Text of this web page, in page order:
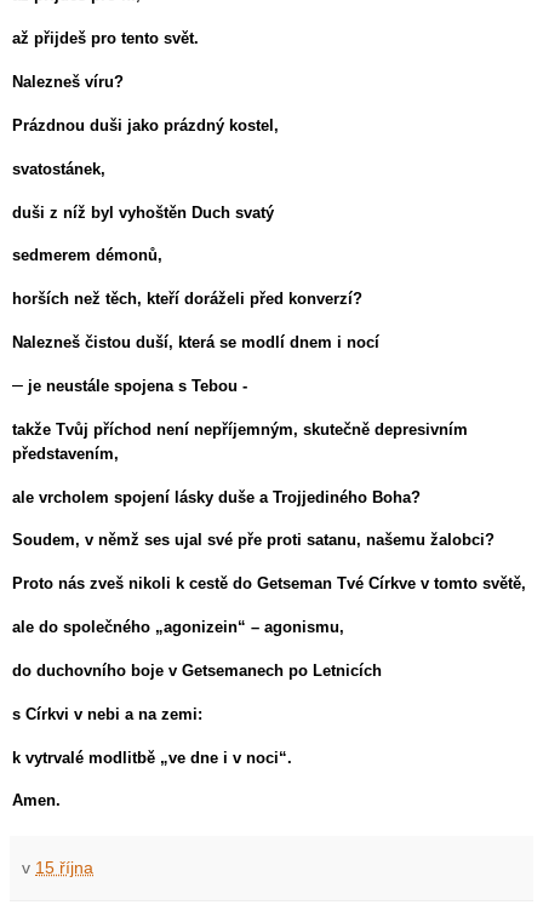
až přijdeš pro tento svět.
Nalezneš víru?
Prázdnou duši jako prázdný kostel,
svatostánek,
duši z níž byl vyhoštěn Duch svatý
sedmerem démonů,
horších než těch, kteří doráželi před konverzí?
Nalezneš čistou duší, která se modlí dnem i nocí
– je neustále spojena s Tebou -
takže Tvůj příchod není nepříjemným, skutečně depresivním
představením,
ale vrcholem spojení lásky duše a Trojjediného Boha?
Soudem, v němž ses ujal své pře proti satanu, našemu žalobci?
Proto nás zveš nikoli k cestě do Getseman Tvé Církve v tomto světě,
ale do společného „agonizein“ – agonismu,
do duchovního boje v Getsemanech po Letnicích
s Církvi v nebi a na zemi:
k vytrvalé modlitbě „ve dne i v noci“.
Amen.
v 15 října